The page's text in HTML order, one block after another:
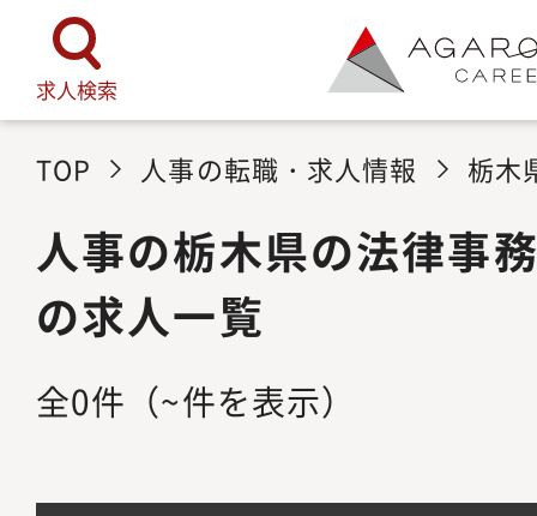
求人検索
TOP 人事の転職・求人情報 栃木
人事の栃木県の法律事
の求人一覧
全0件 （~件を表示）